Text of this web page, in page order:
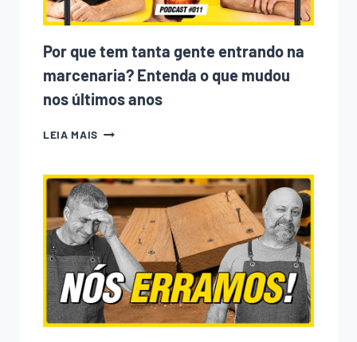
Por que tem tanta gente entrando na
marcenaria? Entenda o que mudou
nos últimos anos
LEIA MAIS POR
TANTA
GENTE
ENTRANDO
NA
MARCENARIA?
ENTENDA
O
QUE
MUDOU
NOS
ÚLTIMOS